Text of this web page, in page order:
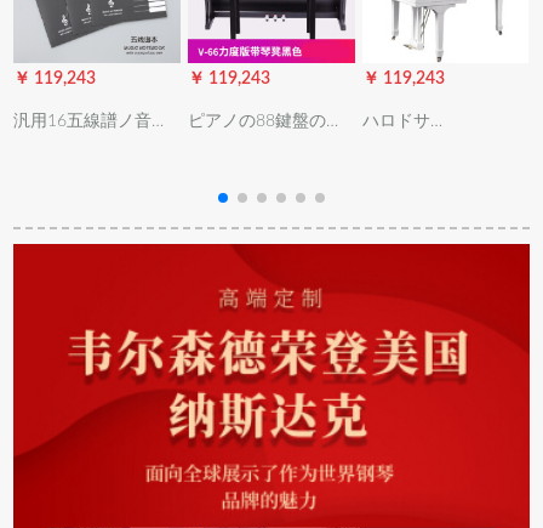
￥ 119,243
汎用16五線譜ノ音楽
トします。
￥ 119,243
ピアノの88鍵盤の重
心者をよく踏みま
￥ 119,243
ハロドサ
演奏のトラーグアル
ピノ白